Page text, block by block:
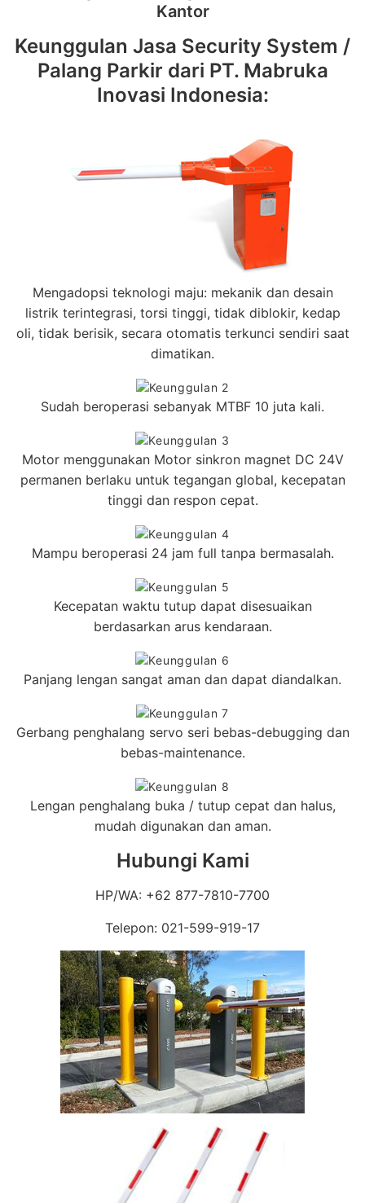
Kantor
Keunggulan Jasa Security System /
Palang Parkir dari PT. Mabruka
Inovasi Indonesia:
Mengadopsi teknologi maju: mekanik dan desain
listrik terintegrasi, torsi tinggi, tidak diblokir, kedap
oli, tidak berisik, secara otomatis terkunci sendiri saat
dimatikan.
Sudah beroperasi sebanyak MTBF 10 juta kali.
Motor menggunakan Motor sinkron magnet DC 24V
permanen berlaku untuk tegangan global, kecepatan
tinggi dan respon cepat.
Mampu beroperasi 24 jam full tanpa bermasalah.
Kecepatan waktu tutup dapat disesuaikan
berdasarkan arus kendaraan.
Panjang lengan sangat aman dan dapat diandalkan.
Gerbang penghalang servo seri bebas-debugging dan
bebas-maintenance.
Lengan penghalang buka / tutup cepat dan halus,
mudah digunakan dan aman.
Hubungi Kami
HP/WA: +62 877-7810-7700
Telepon: 021-599-919-17